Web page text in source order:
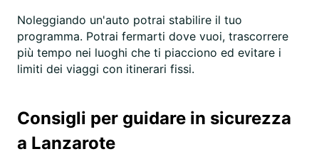
Noleggiando un'auto potrai stabilire il tuo
programma. Potrai fermarti dove vuoi, trascorrere
più tempo nei luoghi che ti piacciono ed evitare i
limiti dei viaggi con itinerari fissi.
Consigli per guidare in sicurezza
a Lanzarote